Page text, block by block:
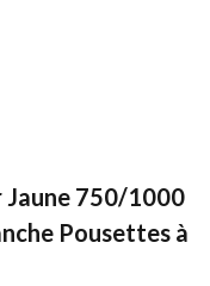
Jaune 750/1000
Pousettes à